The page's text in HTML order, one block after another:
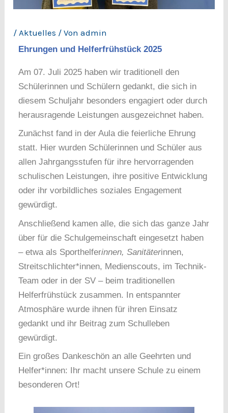
/ Aktuelles / Vonadmin
Ehrungen und Helferfrühstück 2025
Am 07. Juli 2025 haben wir traditionell den
Schülerinnen und Schülern gedankt, die sich in
diesem Schuljahr besonders engagiert oder durch
herausragende Leistungen ausgezeichnet haben.
Zunächst fand in der Aula die feierliche Ehrung
statt. Hier wurden Schülerinnen und Schüler aus
allen Jahrgangsstufen für ihre hervorragenden
schulischen Leistungen, ihre positive Entwicklung
oder ihr vorbildliches soziales Engagement
gewürdigt.
Anschließend kamen alle, die sich das ganze Jahr
über für die Schulgemeinschaft eingesetzt haben
– etwa als Sporthelferinnen, Sanitäterinnen,
Streitschlichter*innen, Medienscouts, im Technik-
Team oder in der SV – beim traditionellen
Helferfrühstück zusammen. In entspannter
Atmosphäre wurde ihnen für ihren Einsatz
gedankt und ihr Beitrag zum Schulleben
gewürdigt.
Ein großes Dankeschön an alle Geehrten und
Helfer*innen: Ihr macht unsere Schule zu einem
besonderen Ort!